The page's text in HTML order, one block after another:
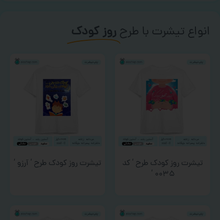
انواع تیشرت با طرحروز کودک
تیشرت روز کودک طرح ‘ کد
۰۰۳۵ ‘
تیشرت روز کودک طرح ‘ آرزو ‘